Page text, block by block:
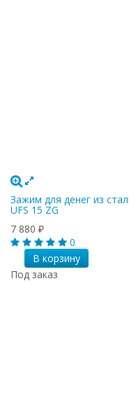
Зажим для денег из
UFS 15 ZG
7 880 ₽
0
В корзину
Под заказ